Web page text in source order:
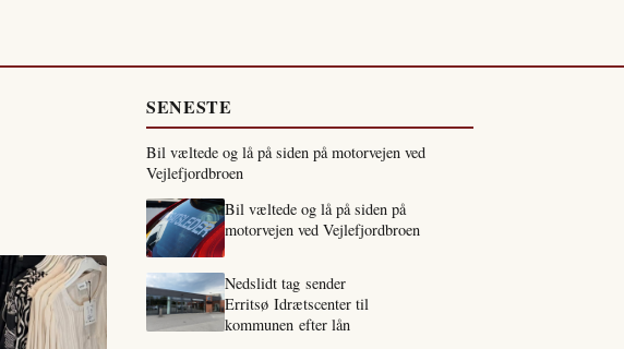
SENESTE
Bil væltede og lå på siden på motorvejen ved
Vejlefjordbroen
Bil væltede og lå på siden på
motorvejen ved Vejlefjordbroen
Nedslidt tag sender
Erritsø Idrætscenter til
kommunen efter lån